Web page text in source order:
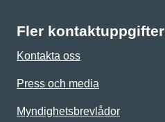
Fler kontaktuppgifter
Kontakta oss
Press och media
Myndighetsbrevlådor